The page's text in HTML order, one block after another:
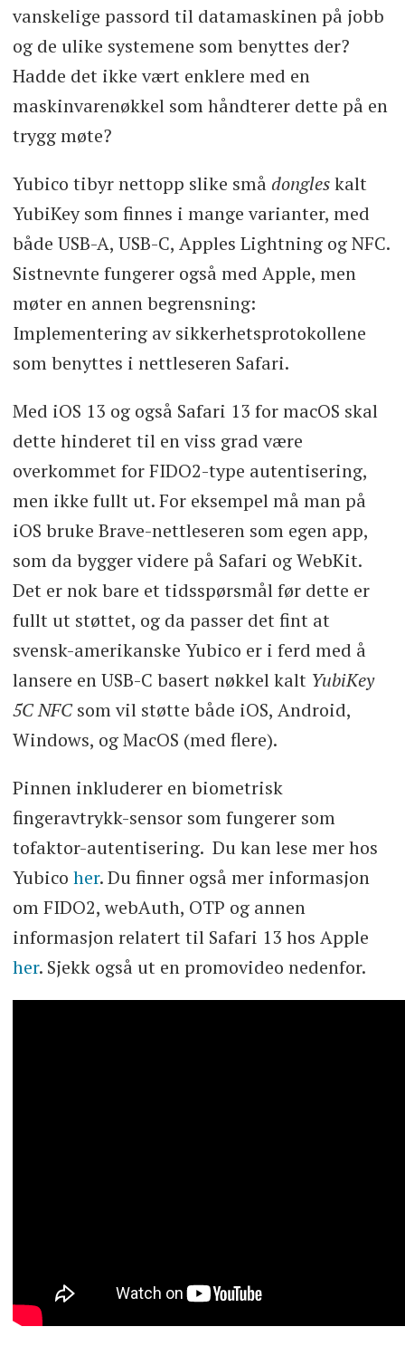
vanskelige passord til datamaskinen på jobb
og de ulike systemene som benyttes der?
Hadde det ikke vært enklere med en
maskinvarenøkkel som håndterer dette på en
trygg møte?
Yubico tibyr nettopp slike små dongleskalt
YubiKey som finnes i mange varianter, med
både USB-A, USB-C, Apples Lightning og NFC.
Sistnevnte fungerer også med Apple, men
møter en annen begrensning:
Implementering av sikkerhetsprotokollene
som benyttes i nettleseren Safari.
Med iOS 13 og også Safari 13 for macOS skal
dette hinderet til en viss grad være
overkommet for FIDO2-type autentisering,
men ikke fullt ut. For eksempel må man på
iOS bruke Brave-nettleseren som egen app,
som da bygger videre på Safari og WebKit.
Det er nok bare et tidsspørsmål før dette er
fullt ut støttet, og da passer det fint at
svensk-amerikanske Yubico er i ferd med å
lansere en USB-C basert nøkkel kalt YubiKey
5C NFCsom vil støtte både iOS, Android,
Windows, og MacOS (med flere).
Pinnen inkluderer en biometrisk
fingeravtrykk-sensor som fungerer som
tofaktor-autentisering. Du kan lese mer hos
Yubico her. Du finner også mer informasjon
om FIDO2, webAuth, OTP og annen
informasjon relatert til Safari 13 hos Apple
her. Sjekk også ut en promovideo nedenfor.